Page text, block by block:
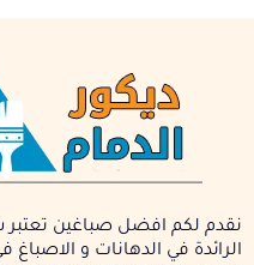
نقدم لكم افضل صباغين تعتبر
الرائدة في الدهانات و الاصباغ